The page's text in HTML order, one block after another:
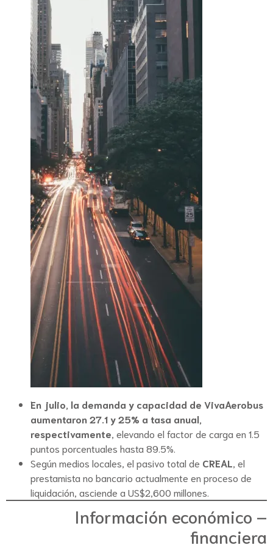
En julio, la demanda y capacidad de VivaAerobus
aumentaron 27.1 y 25% a tasa anual,
respectivamente, elevando el factor de carga en 1.5
puntos porcentuales hasta 89.5%.
Según medios locales, el pasivo total de CREAL, el
prestamista no bancario actualmente en proceso de
liquidación, asciende a US$2,600 millones.
Información económico –
financiera